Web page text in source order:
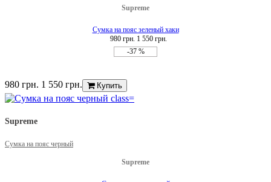
Supreme
Сумка на пояс зеленый хаки
980 грн. 1 550 грн.
-37 %
980 грн. 1 550 грн. Купить
Supreme
Сумка на пояс черный
Supreme